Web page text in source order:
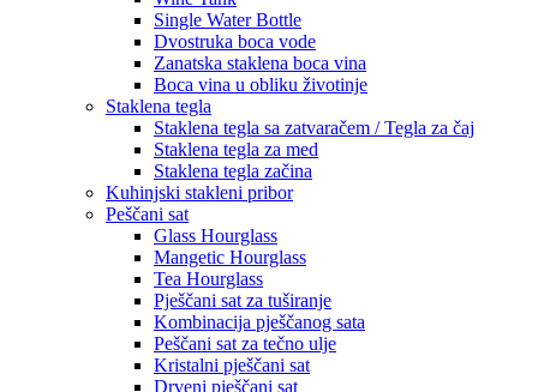
Single Water Bottle
Dvostruka boca vode
Zanatska staklena boca vina
Boca vina u obliku životinje
Staklena tegla
Staklena tegla sa zatvaračem / Tegla za čaj
Staklena tegla za med
Staklena tegla začina
Kuhinjski stakleni pribor
Peščani sat
Glass Hourglass
Mangetic Hourglass
Tea Hourglass
Pješčani sat za tuširanje
Kombinacija pješčanog sata
Peščani sat za tečno ulje
Kristalni pješčani sat
Drveni pješčani sat